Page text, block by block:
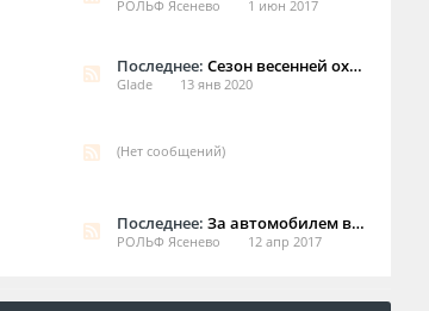
РОЛЬФ Ясенево 1 июн 2017
Последнее: Сезон весенней охоты на Jaguar и Land Rover в РОЛЬФ Ясенево
Glade 13 янв 2020
(Нет сообщений)
Последнее: За автомобилем в Москву!
РОЛЬФ Ясенево 12 апр 2017